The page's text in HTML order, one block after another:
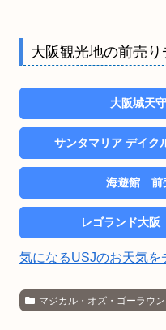
大阪観光地の前売り
大阪城天
サンタマリア デイク
海遊館 前
レゴランド大阪
気になるUSJのお天気を
マジカル・オズ・ゴーラウ